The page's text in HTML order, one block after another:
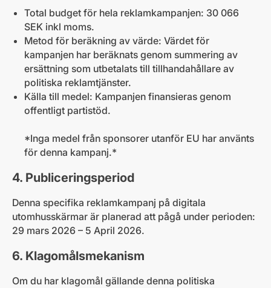
Total budget för hela reklamkampanjen: 30 066
SEK inkl moms.
Metod för beräkning av värde: Värdet för
kampanjen har beräknats genom summering av
ersättning som utbetalats till tillhandahållare av
politiska reklamtjänster.
Källa till medel: Kampanjen finansieras genom
offentligt partistöd.
*Inga medel från sponsorer utanför EU har använts
för denna kampanj.*
4. Publiceringsperiod
Denna specifika reklamkampanj på digitala
utomhusskärmar är planerad att pågå under perioden:
29 mars 2026 – 5 April 2026.
6. Klagomålsmekanism
Om du har klagomål gällande denna politiska